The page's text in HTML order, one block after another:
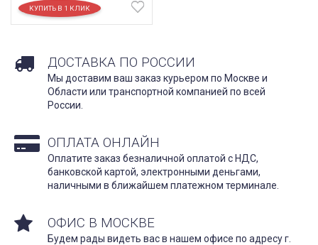
ДОСТАВКА ПО РОССИИ
Мы доставим ваш заказ курьером по Москве и
Области или транспортной компанией по всей
России.
ОПЛАТА ОНЛАЙН
Оплатите заказ безналичной оплатой с НДС,
банковской картой, электронными деньгами,
наличными в ближайшем платежном терминале.
ОФИС В МОСКВЕ
Будем рады видеть вас в нашем офисе по адресу г.